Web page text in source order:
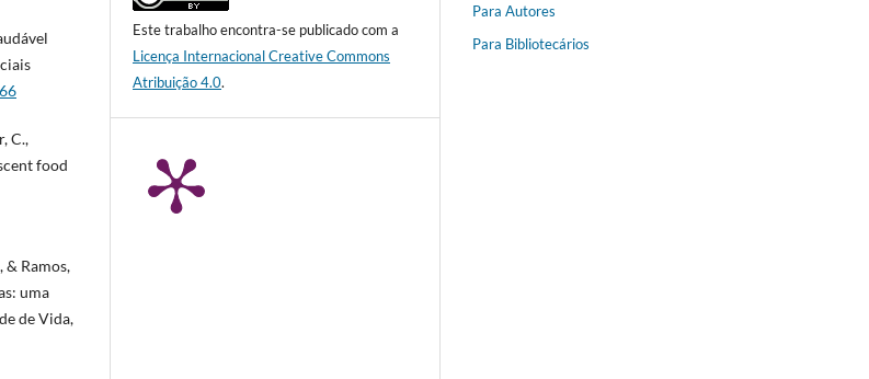
C.,
food
& Ramos,
uma
de Vida,
Este trabalho encontra-se publicado com a
Licença Internacional Creative Commons
Atribuição 4.0.
Para Autores
Para Bibliotecários